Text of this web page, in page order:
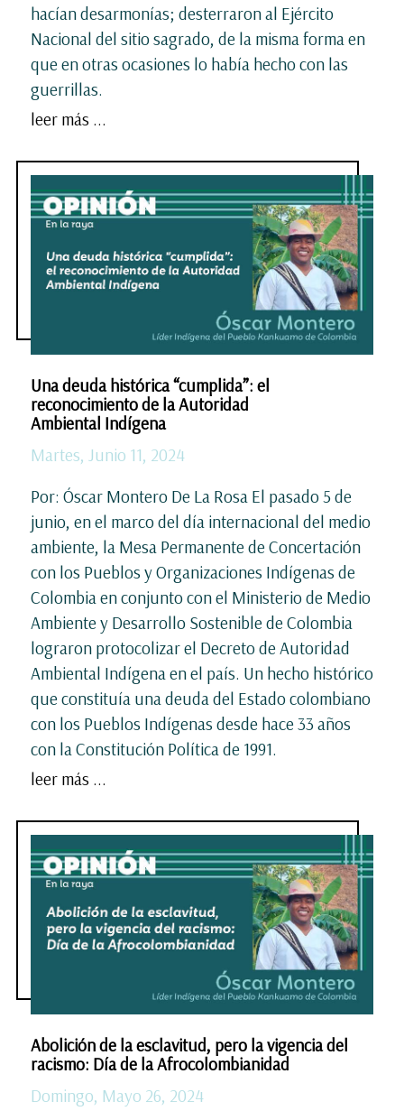
hacían desarmonías; desterraron al Ejército
Nacional del sitio sagrado, de la misma forma en
que en otras ocasiones lo había hecho con las
guerrillas.
leer más ...
Una deuda histórica “cumplida”: el
reconocimiento de la Autoridad
Ambiental Indígena
Martes, Junio 11, 2024
Por: Óscar Montero De La Rosa El pasado 5 de
junio, en el marco del día internacional del medio
ambiente, la Mesa Permanente de Concertación
con los Pueblos y Organizaciones Indígenas de
Colombia en conjunto con el Ministerio de Medio
Ambiente y Desarrollo Sostenible de Colombia
lograron protocolizar el Decreto de Autoridad
Ambiental Indígena en el país. Un hecho histórico
que constituía una deuda del Estado colombiano
con los Pueblos Indígenas desde hace 33 años
con la Constitución Política de 1991.
leer más ...
Abolición de la esclavitud, pero la vigencia del
racismo: Día de la Afrocolombianidad
Domingo, Mayo 26, 2024